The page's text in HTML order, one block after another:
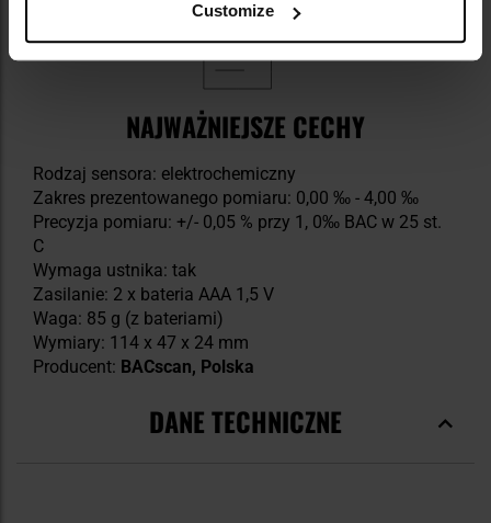
Customize
NAJWAŻNIEJSZE CECHY
Rodzaj sensora: elektrochemiczny
Zakres prezentowanego pomiaru: 0,00 ‰ - 4,00 ‰
Precyzja pomiaru: +/- 0,05 % przy 1, 0‰ BAC w 25 st.
C
Wymaga ustnika: tak
Zasilanie: 2 x bateria AAA 1,5 V
Waga: 85 g (z bateriami)
Wymiary: 114 x 47 x 24 mm
Producent: BACscan, Polska
DANE TECHNICZNE